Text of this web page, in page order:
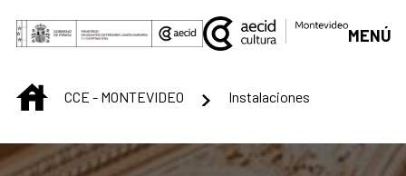
Skip to Main Content
MENÚ
INICIOCCE - MONTEVIDEO Instalaciones